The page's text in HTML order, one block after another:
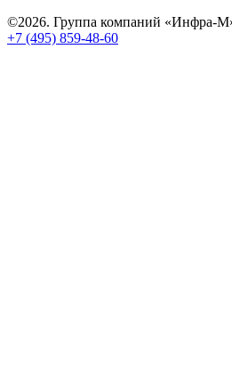
©2026. Группа компаний «Инфра-
+7 (495) 859-48-60